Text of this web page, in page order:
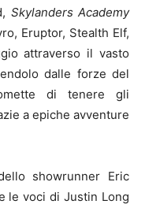
Skylanders Academy
Eruptor, Stealth Elf,
attraverso il vasto
dalle forze del
di tenere gli
a epiche avventure
showrunner Eric
le voci di Justin Long